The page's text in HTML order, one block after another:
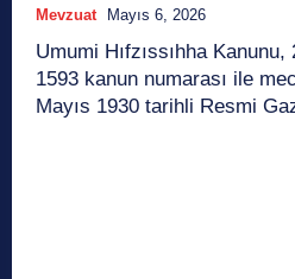
Mevzuat Mayıs 6, 2026
Umumi Hıfzıssıhha
1593 kanun numarası ile
Mayıs 1930 tarihli Resmi